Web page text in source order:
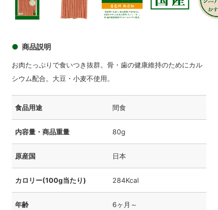
商品説明
お肉たっぷりで食いつき抜群。骨・歯の健康維持のためにカル
シウム配合。大豆・小麦不使用。
食品用途 間食
内容量・商品重量 80g
原産国 日本
カロリー(100g当たり) 284Kcal
年齢 6ヶ月～